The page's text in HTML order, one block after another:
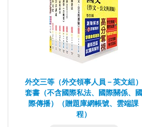
外交三等（外交領事人員－英文組）
套書（不含國際私法、國際關係、國
際傳播）（贈題庫網帳號、雲端課
程）